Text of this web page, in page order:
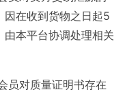
因在收到货物之日起5
本平台协调处理相关
员对质量证明书存在